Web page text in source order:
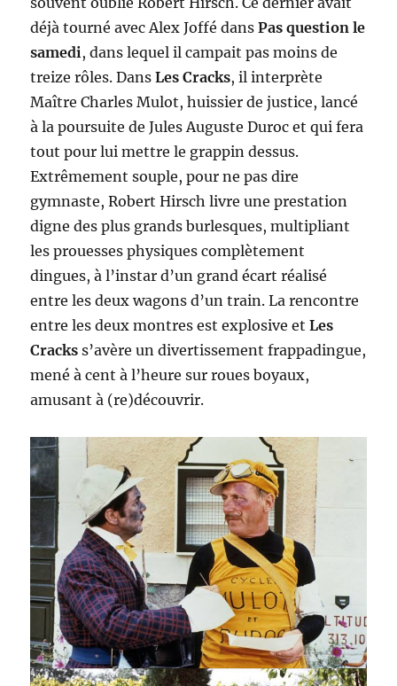
déjà tourné avec Alex Joffé dansPas question le
samedi, dans lequel il campait pas moins de
treize rôles. DansLes Cracks, il interprète
Maître Charles Mulot, huissier de justice, lancé
à la poursuite de Jules Auguste Duroc et qui fera
tout pour lui mettre le grappin dessus.
Extrêmement souple, pour ne pas dire
gymnaste, Robert Hirsch livre une prestation
digne des plus grands burlesques, multipliant
les prouesses physiques complètement
dingues, à l’instar d’un grand écart réalisé
entre les deux wagons d’un train. La rencontre
entre les deux montres est explosive etLes
Cracks s’avère un divertissement frappadingue,
mené à cent à l’heure sur roues boyaux,
amusant à (re)découvrir.